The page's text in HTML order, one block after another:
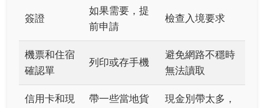
簽證
如果需要，提
前申請
檢查入境要求
機票和住宿
確認單
列印或存手機
避免網路不穩時
無法讀取
信用卡和現
帶一些當地貨
現金別帶太多，